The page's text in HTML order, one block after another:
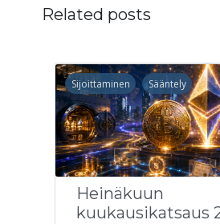
Related posts
Sijoittaminen Sääntely
Heinäkuun
kuukausikatsaus